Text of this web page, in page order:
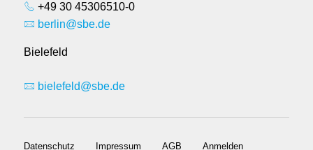
+49 30 45306510-0
berlin@sbe.de
Bielefeld
bielefeld@sbe.de
Datenschutz Impressum AGB Anmelden